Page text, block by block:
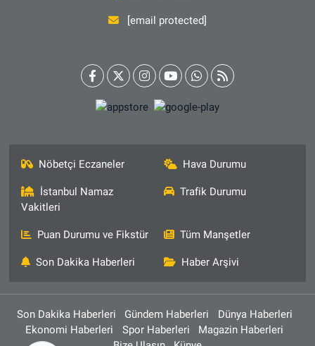
[email protected]
Nöbetçi Eczaneler Hava Durumu
İstanbul Namaz
Vakitleri
Trafik Durumu
Puan Durumu ve Fikstür Tüm Manşetler
Son Dakika Haberleri Haber Arşivi
Son Dakika Haberleri Gündem Haberleri
Dünya Haberleri
Ekonomi Haberleri
Spor Haberleri
Magazin Haberleri